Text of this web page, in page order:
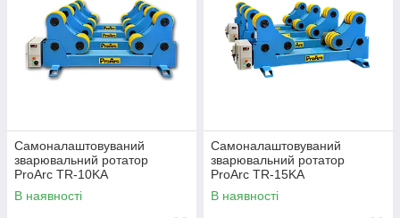
Самоналаштовуваний
зварювальний ротатор
ProArc TR-10KA
В наявності
Самоналаштовуваний
зварювальний ротатор
ProArc TR-15KA
В наявності